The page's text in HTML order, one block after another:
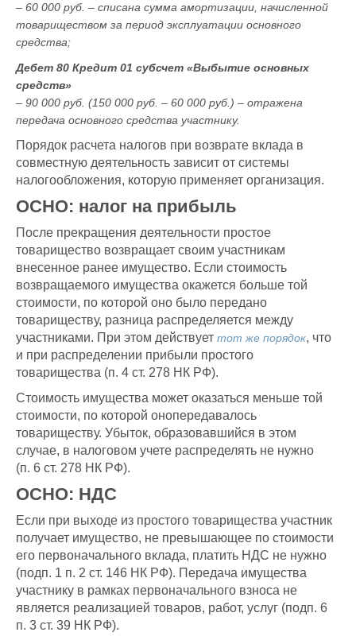
– 60 000 руб. – списана сумма амортизации, начисленной
товариществом за период эксплуатации основного
средства;
Дебет 80 Кредит 01 субсчет «Выбытие основных
средств»
– 90 000 руб. (150 000 руб. – 60 000 руб.) – отражена
передача основного средства участнику.
Порядок расчета налогов при возврате вклада в
совместную деятельность зависит от системы
налогообложения, которую применяет организация.
ОСНО: налог на прибыль
После прекращения деятельности простое
товарищество возвращает своим участникам
внесенное ранее имущество. Если стоимость
возвращаемого имущества окажется больше той
стоимости, по которой оно было передано
товариществу, разница распределяется между
участниками. При этом действует тот же порядок, что
и при распределении прибыли простого
товарищества (п. 4 ст. 278 НК РФ).
Стоимость имущества может оказаться меньше той
стоимости, по которой онопередавалось
товариществу. Убыток, образовавшийся в этом
случае, в налоговом учете распределять не нужно
(п. 6 ст. 278 НК РФ).
ОСНО: НДС
Если при выходе из простого товарищества участник
получает имущество, не превышающее по стоимости
его первоначального вклада, платить НДС не нужно
(подп. 1 п. 2 ст. 146 НК РФ). Передача имущества
участнику в рамках первоначального взноса не
является реализацией товаров, работ, услуг (подп. 6
п. 3 ст. 39 НК РФ).